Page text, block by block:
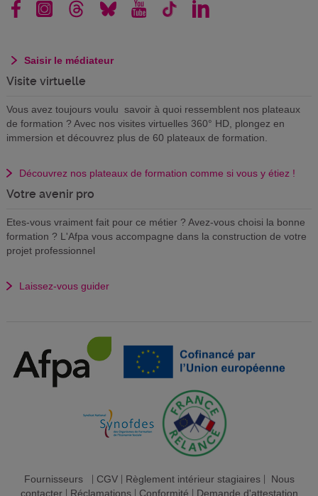
Saisir le médiateur
Visite virtuelle
Vous avez toujours voulu savoir à quoi ressemblent nos plateaux
de formation ? Avec nos visites virtuelles 360° HD, plongez en
immersion et découvrez plus de 60 plateaux de formation.
Découvrez nos plateaux de formation comme si vous y étiez !
Votre avenir pro
Etes-vous vraiment fait pour ce métier ? Avez-vous choisi la bonne
formation ? L'Afpa vous accompagne dans la construction de votre
projet professionnel
Laissez-vous guider
Fournisseurs| CGV| Règlement intérieur stagiaires| Nous
contacter| Réclamations| Conformité Demande d'attestation